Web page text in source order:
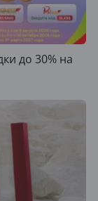
до 30% на